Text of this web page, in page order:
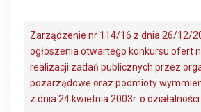
Zarządzenie nr 114/16 z dnia 26/12/
ogłoszenia otwartego konkursu ofert
realizacji zadań publicznych przez
pozarządowe oraz podmioty
z dnia 24 kwietnia 2003r. o